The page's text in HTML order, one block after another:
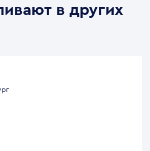
в других